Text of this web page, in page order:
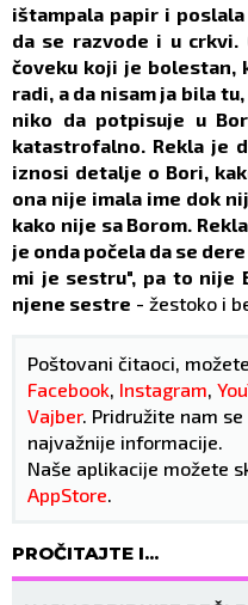
ištampala papir i
da se razvode i u
čoveku koji je bolestan,
radi, a da nisam ja bila
niko da potpisuje u
katastrofalno. Rekla je
iznosi detalje o Bori,
ona nije imala ime dok
kako nije sa Borom.
je onda počela da se
mi je sestru", pa to nije
njene sestre - žestoko i
Poštovani čitaoci,
Facebook Instagram
Vajber. Pridružite nam
najvažnije informacije.
Naše aplikacije možete
AppStore
PROČITAJTE I...